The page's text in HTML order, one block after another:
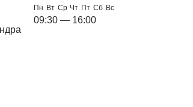
Пн Вт Ср Чт Пт Сб Вс
09:30 — 16:00